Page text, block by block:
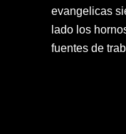
evangelicas
lado los
fuentes de